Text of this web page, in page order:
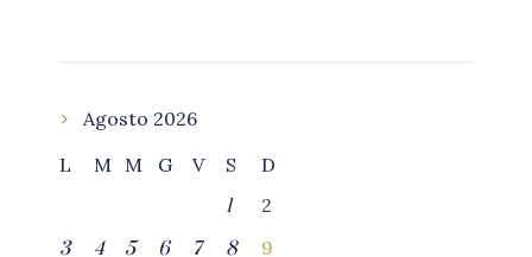
Agosto 2026
L
M M G V S
D
1
2
3
4 5 6 7 8
9